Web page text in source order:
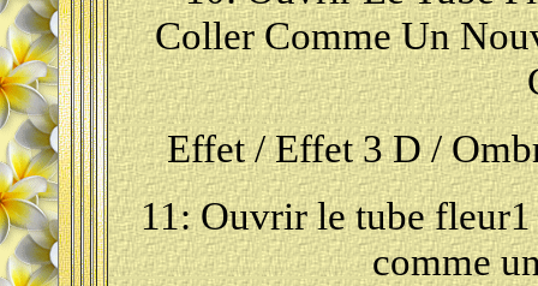
Coller Comme Un
Effet / Effet 3 D /
11: Ouvrir le tube
comme